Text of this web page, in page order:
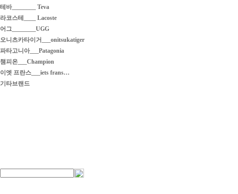
테바________ Teva
라코스테____ Lacoste
어그________UGG
오니츠카타이거___onitsukatiger
파타고니아___Patagonia
챔피온___Champion
이엣 프란스___iets frans…
기타브랜드